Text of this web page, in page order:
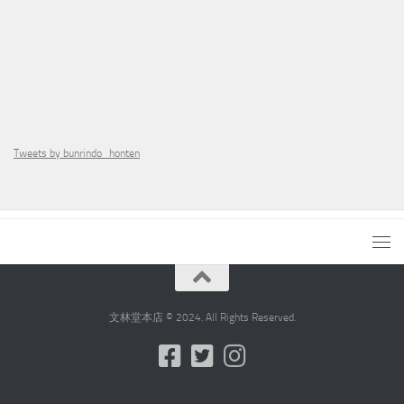
Tweets by bunrindo_honten
文林堂本店 © 2024. All Rights Reserved.